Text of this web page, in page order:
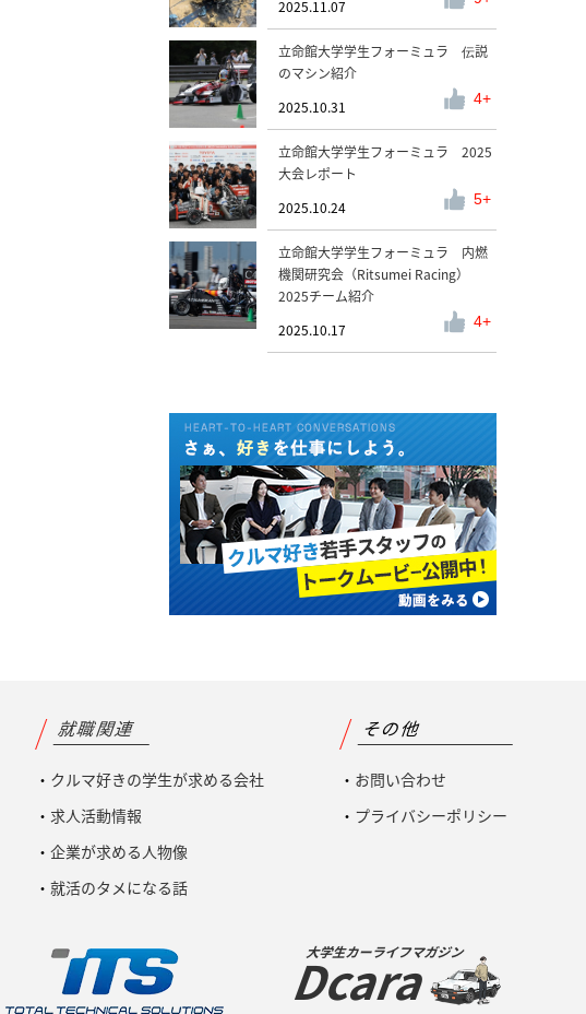
2025.11.07
立命館大学学生フォーミュラ 伝説
のマシン紹介
2025.10.31
4
立命館大学学生フォーミュラ 2025
大会レポート
2025.10.24
5
立命館大学学生フォーミュラ 内燃
機関研究会（Ritsumei Racing）
2025チーム紹介
2025.10.17
4
就職関連
クルマ好きの学生が求める会社
求人活動情報
企業が求める人物像
就活のタメになる話
その他
お問い合わせ
プライバシーポリシー
Dcara
大学生カーライフマガジン